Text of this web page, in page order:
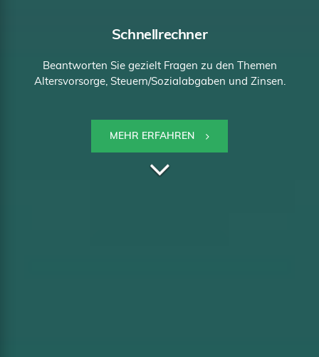
Kompass
Ganzheitliche Beratung. Mit einem zweistufigen
Verkaufsansatz: 1. Datenerhebung, 2. Gutachten und
MEHR ERFAHREN